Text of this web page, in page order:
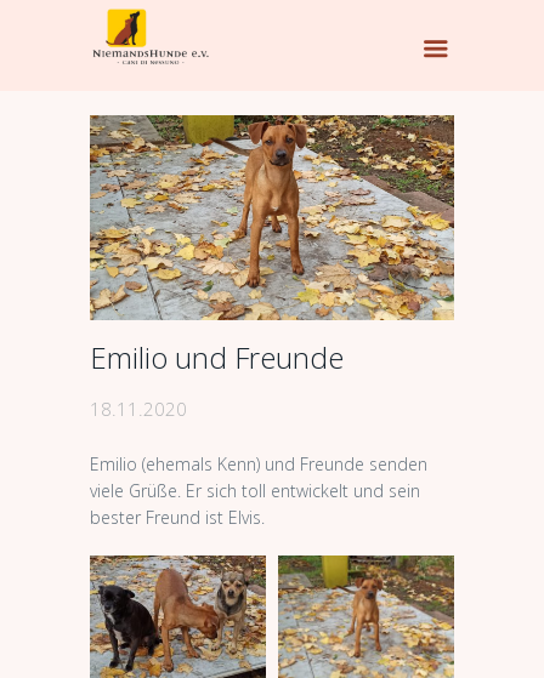
Emilio und Freunde
18.11.2020
Emilio (ehemals Kenn) und Freunde senden
viele Grüße. Er sich toll entwickelt und sein
bester Freund ist Elvis.